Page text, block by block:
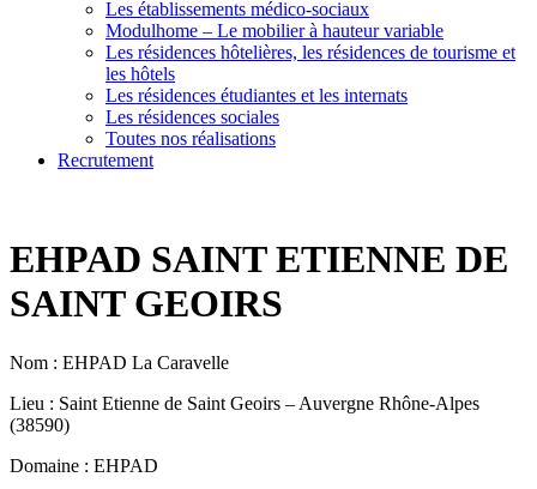
Les établissements médico-sociaux
Modulhome – Le mobilier à hauteur variable
Les résidences hôtelières, les résidences de tourisme et
les hôtels
Les résidences étudiantes et les internats
Les résidences sociales
Toutes nos réalisations
Recrutement
EHPAD SAINT ETIENNE DE
SAINT GEOIRS
Nom : EHPAD La Caravelle
Lieu : Saint Etienne de Saint Geoirs – Auvergne Rhône-Alpes
(38590)
Domaine : EHPAD